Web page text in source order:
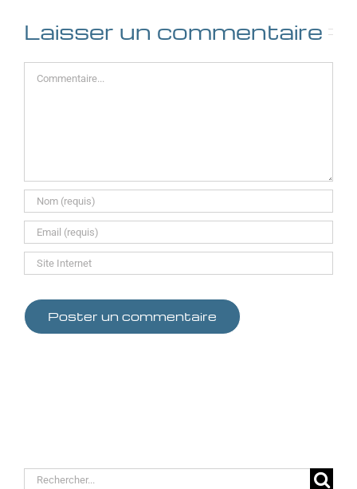
Laisser un commentaire
Commentaire
Rechercher: